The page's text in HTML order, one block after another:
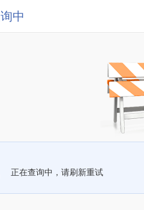
中
正在查询中，请刷新重试